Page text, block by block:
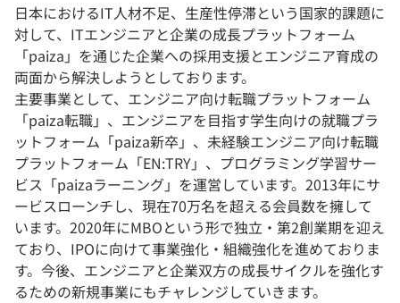
日本におけるIT人材不足、生産性停滞という国家的課題に
対して、ITエンジニアと企業の成長プラットフォーム
「paiza」を通じた企業への採用支援とエンジニア育成の
両面から解決しようとしております。
主要事業として、エンジニア向け転職プラットフォーム
「paiza転職」、エンジニアを目指す学生向けの就職プラ
ットフォーム「paiza新卒」、未経験エンジニア向け転職
プラットフォーム「EN:TRY」、プログラミング学習サー
ビス「paizaラーニング」を運営しています。2013年にサ
ービスローンチし、現在70万名を超える会員数を擁して
います。2020年にMBOという形で独立・第2創業期を迎え
ており、IPOに向けて事業強化・組織強化を進めておりま
す。今後、エンジニアと企業双方の成長サイクルを強化す
るための新規事業にもチャレンジしていきます。